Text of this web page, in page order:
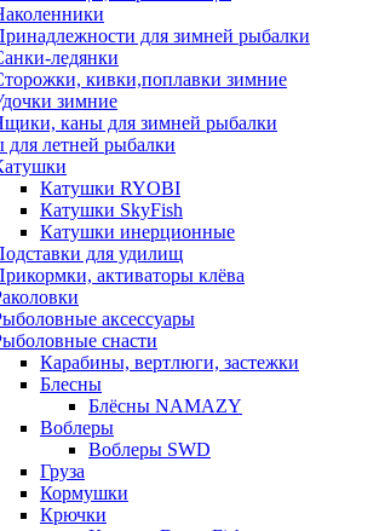
для зимней рыбалки
ледянки
кивки,поплавки зимние
зимние
каны для зимней рыбалки
для летней рыбалки
Катушки RYOBI
Катушки SkyFish
Катушки инерционные
для удилищ
активаторы клёва
аксессуары
снасти
Карабины, вертлюги, застежки
Блесны
Блёсны NAMAZY
Воблеры
Воблеры SWD
Груза
Кормушки
Крючки